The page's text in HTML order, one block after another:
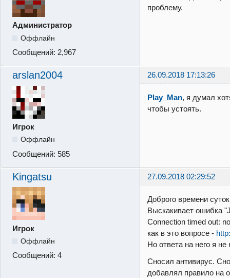
Администратор
Оффлайн
Сообщений: 2,967
проблему.
arslan2004 26.09.2018 17:13:26
Игрок
Оффлайн
Сообщений: 585
Play_Man, я думал
чтобы устоять.
Kingatsu 27.09.2018 02:29:52
Игрок
Оффлайн
Сообщений: 4
Доброго времени
Выскакивает ошибка
Connection timed out:
как в это вопросе -
Но ответа на него я
Сносил антивирус.
добавлял правило на